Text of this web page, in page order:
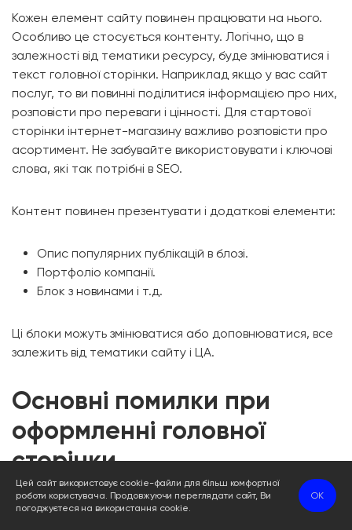
Кожен елемент сайту повинен працювати на нього.
Особливо це стосується контенту. Логічно, що в
залежності від тематики ресурсу, буде змінюватися і
текст головної сторінки. Наприклад якщо у вас сайт
послуг, то ви повинні поділитися інформацією про них,
розповісти про переваги і цінності. Для стартової
сторінки інтернет-магазину важливо розповісти про
асортимент. Не забувайте використовувати і ключові
слова, які так потрібні в SEO.
Контент повинен презентувати і додаткові елементи:
Опис популярних публікацій в блозі.
Портфоліо компанії.
Блок з новинами і т.д.
Ці блоки можуть змінюватися або доповнюватися, все
залежить від тематики сайту і ЦА.
Основні помилки при
оформленні головної
сторінки
Під час розробки головної сторінки сайту, можуть
Цей сайт використовує cookie-файли для більш комфортної
роботи користувача. Продовжуючи переглядати сайт, Ви
погоджуєтеся на використання cookie.
OK